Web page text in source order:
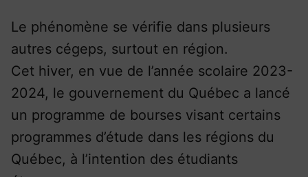
Le phénomène se vérifie dans plusieurs
autres cégeps, surtout en région.
Cet hiver, en vue de l’année scolaire 2023-
2024, le gouvernement du Québec a lancé
un programme de bourses visant certains
programmes d’étude dans les régions du
Québec, à l’intention des étudiants